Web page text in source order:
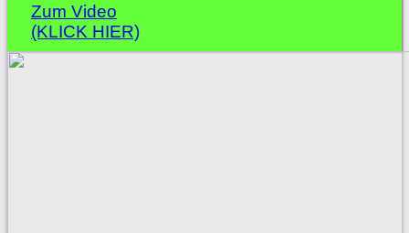
Zum Video
(KLICK HIER)